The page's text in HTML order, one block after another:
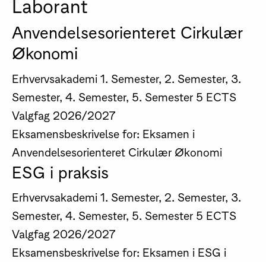
Anvendelsesorienteret Cirkulær
Økonomi
Erhvervsakademi 1. Semester, 2. Semester, 3.
Semester, 4. Semester, 5. Semester 5 ECTS
Valgfag 2026/2027
Eksamensbeskrivelse for: Eksamen i
Anvendelsesorienteret Cirkulær Økonomi
ESG i praksis
Erhvervsakademi 1. Semester, 2. Semester, 3.
Semester, 4. Semester, 5. Semester 5 ECTS
Valgfag 2026/2027
Eksamensbeskrivelse for: Eksamen i ESG i